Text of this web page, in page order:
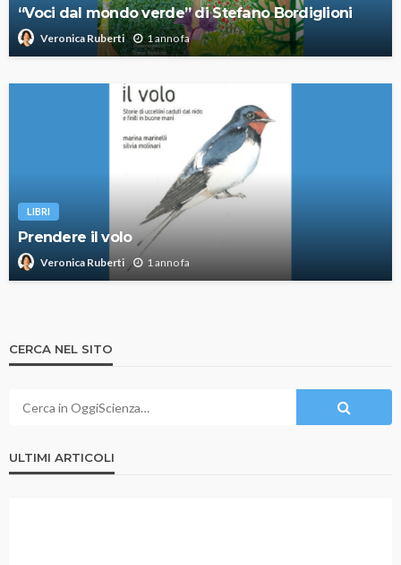
“Voci dal mondo verde” di Stefano Bordiglioni
Veronica Ruberti 1 anno fa
LIBRI
Prendere il volo
Veronica Ruberti 1 anno fa
CERCA NEL SITO
ULTIMI ARTICOLI